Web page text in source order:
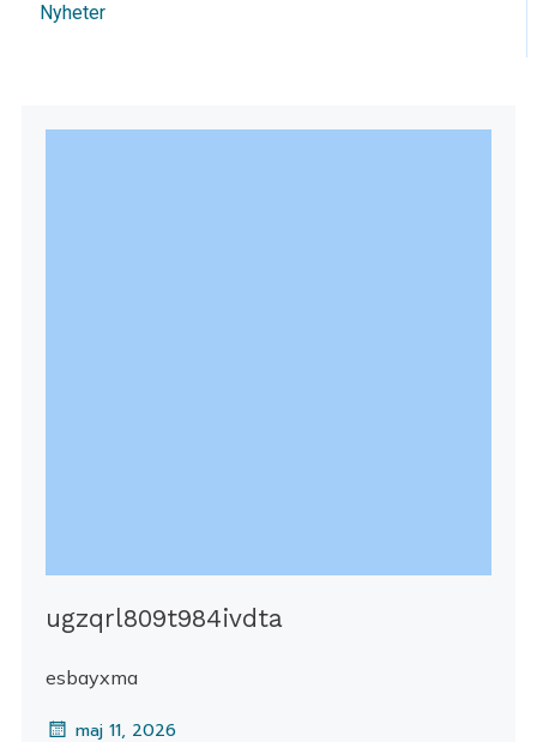
Nyheter
ugzqrl809t984ivdta
esbayxma
maj 11, 2026